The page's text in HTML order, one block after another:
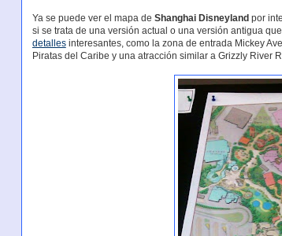
Ya se puede ver el mapa de Shanghai Disneyland por
si se trata de una versión actual o una versión antigua
detallesinteresantes, como la zona de entrada Mickey
Piratas del Caribe y una atracción similar a Grizzly River